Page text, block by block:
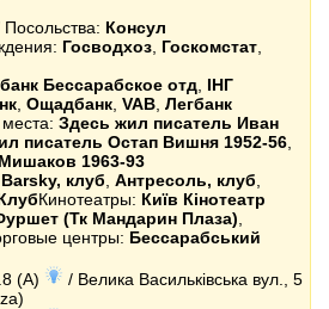
Консул
Госводхоз Госкомстат
Бессарабское отд ІНГ
Ощадбанк VAB Легбанк
Здесь жил писатель Иван
писатель Остап Вишня 1952-56
1963-93
Barsky, клуб Антресоль, клуб
Кинотеатры: Київ Кінотеатр
(Тк Мандарин Плаза)
центры: Бессарабський
(A)
/ Велика Васильківська вул., 5